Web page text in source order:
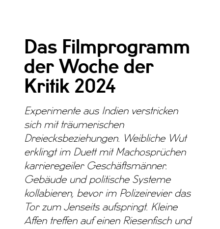
Das Filmprogramm
der Woche der
Kritik 2024
Experimente aus Indien verstricken
sich mit träumerischen
Dreiecksbeziehungen. Weibliche Wut
erklingt im Duett mit Machosprüchen
karrieregeiler Geschäftsmänner.
Gebäude und politische Systeme
kollabieren, bevor im Polizeirevier das
Tor zum Jenseits aufspringt. Kleine
Affen treffen auf einen Riesenfisch und